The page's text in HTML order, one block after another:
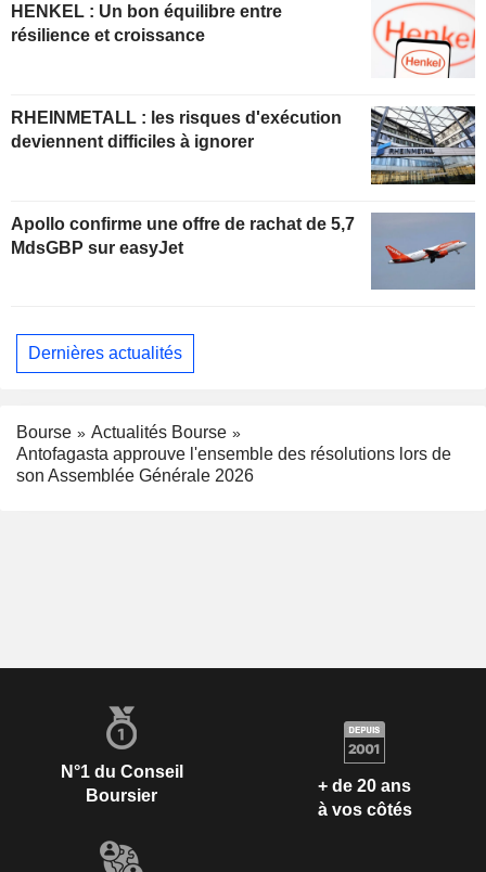
HENKEL : Un bon équilibre entre
résilience et croissance
RHEINMETALL : les risques d'exécution
deviennent difficiles à ignorer
Apollo confirme une offre de rachat de 5,7
MdsGBP sur easyJet
Dernières actualités
Bourse
Actualités Bourse
Antofagasta approuve l'ensemble des résolutions lors de
son Assemblée Générale 2026
N°1 du Conseil
Boursier
+ de 20 ans
à vos côtés